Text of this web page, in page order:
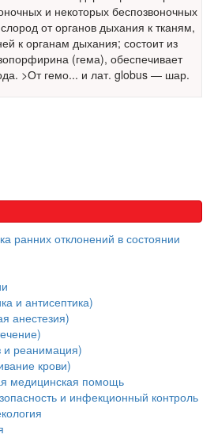
ведущих...
кардиотоксичность
Федеральная служба по
находиться с детьми в
палату на
рассмотрение. Суть его
заключается в
нахождении одного из
родителей в
больничной палате
срока лечения...
и некоторых беспозвоночных
от органов дыхания к тканям,
к органам дыхания; состоит из
(гема), обеспечивает
>От гемо... и лат. globus — шар.
ранних отклонений в состоянии
и антисептика)
анестезия)
и реанимация)
крови)
медицинская помощь
и инфекционный контроль